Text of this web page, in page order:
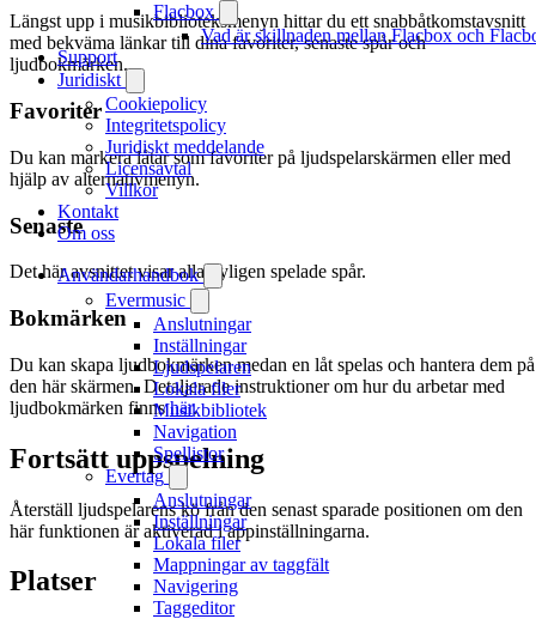
Flacbox
Vad är skillnaden mellan Flacbox och
Support
Juridiskt
Cookiepolicy
Integritetspolicy
Juridiskt meddelande
Licensavtal
Villkor
Kontakt
Om oss
Användarhandbok
Evermusic
Anslutningar
Inställningar
Ljudspelaren
Lokala filer
Musikbibliotek
Navigation
Spellistor
Evertag
Anslutningar
Inställningar
Lokala filer
Mappningar av taggfält
Navigering
Taggeditor
Längst upp i musikbiblioteksmenyn hittar du ett snabbåtkomstavsnitt
med bekväma länkar till dina favoriter, senaste spår och
ljudbokmärken.
Favoriter
Du kan markera låtar som favoriter på ljudspelarskärmen eller med
hjälp av alternativmenyn.
Senaste
Det här avsnittet visar alla nyligen spelade spår.
Bokmärken
Du kan skapa ljudbokmärken medan en låt spelas och hantera dem på
den här skärmen. Detaljerade instruktioner om hur du arbetar med
ljudbokmärken finnshär.
Fortsätt uppspelning
Återställ ljudspelarens kö från den senast sparade positionen om den
här funktionen är aktiverad i appinställningarna.
Platser